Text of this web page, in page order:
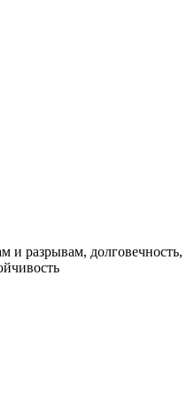
и разрывам, долговечность,